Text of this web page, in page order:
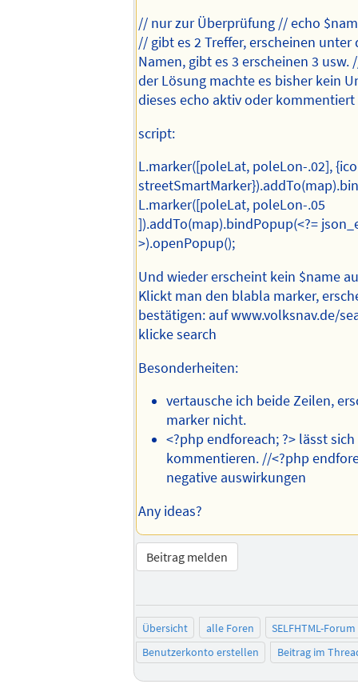
// nur zur Überprüfung // echo
// gibt es 2 Treffer, erscheinen unter
Namen, gibt es 3 erscheinen 3 usw.
der Lösung machte es bisher kein
dieses echo aktiv oder kommentiert
script:
L.marker([poleLat, poleLon-.02],
L.marker([poleLat, poleLon-.05
]).addTo(map).bindPopup(<?=
>).openPopup();
Und wieder erscheint kein $name
Klickt man den blabla marker,
bestätigen: auf www.volksnav.de/
klicke search
Besonderheiten:
vertausche ich beide Zeilen,
marker nicht.
<?php endforeach; ?> lässt
kommentieren. //<?php
negative auswirkungen
Any ideas?
Beitrag melden
Übersicht alle Foren
SELFHTML-Forum
Benutzerkonto erstellen
Beitrag im